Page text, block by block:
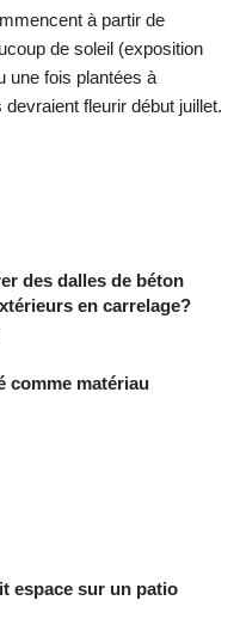
à partir de
de soleil (exposition
une fois plantées à
fleurir début juillet.
des dalles de béton
en carrelage?
comme matériau
espace sur un patio